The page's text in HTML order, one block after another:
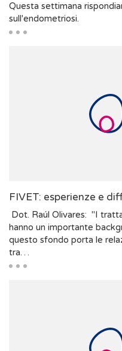
Questa settimana
sull'endometriosi.
FIVET: esperienze e
Dot. Raúl Olivares: "I
hanno un importante
questo sfondo porta le
tra…